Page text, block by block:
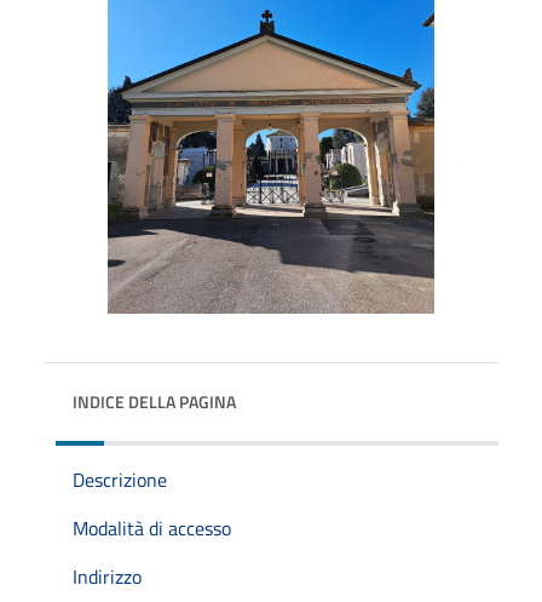
INDICE DELLA PAGINA
Descrizione
Modalità di accesso
Indirizzo